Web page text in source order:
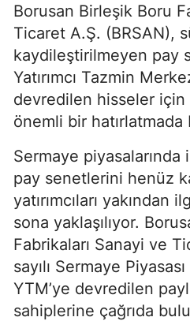
Borusan Birleşik Boru
Ticaret A.Ş. (BRSAN),
kaydileştirilmeyen pay
Yatırımcı Tazmin
devredilen hisseler
önemli bir hatırlatmada
Sermaye
pay senetlerini henüz
yatırımcıları yakından
sona yaklaşılıyor.
Fabrikaları Sanayi ve
sayılı Sermaye
YTM’ye devredilen
sahiplerine çağrıda